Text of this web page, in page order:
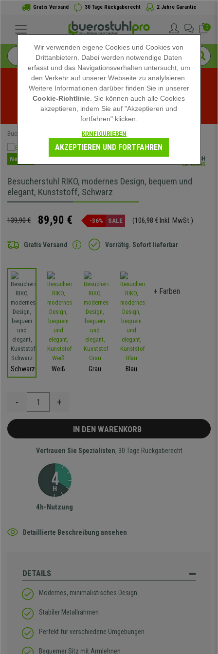
Gratis Versand 30 Tage Rückgaberecht 2 Jahre Garantie
0
Sommerschlussverkauf bei buerostuhlpro! Exklusive
Rabatte für kurze Zeit - Aktion ansehen -
Buerostuhlpro Besucherstühle
Neuheit
Besucherstuhl RIKO, modernes Design, bequem und
elegant, Kunststoff, Schwarz
139,90 € 89,90 € -36% SALE (106,98 € Inkl. MwSt.)
Gratis Versand Vorrätig. Sofort lieferbar
Schwarz Weiß Grau Blau
+ Farben
- +
IN DEN WARENKORB
Vertrauen Sie Spezialisten, 30 Tage Rückgaberecht
4h-Nutzung
Detaillierte Beschreibung ansehen
DETAILS
Modernes, minimalistisches Design
Stabiler Metallrahmen
Perfekt für verschiedene Umgebungen
Bequemer Sitz mit Armlehnen
Wir verwenden eigene Cookies und Cookies von
Drittanbietern. Dabei werden notwendige Daten
erfasst und das Navigationsverhalten untersucht, um
den Verkehr auf unserer Webseite zu analylsieren.
Weitere Informationen darüber finden Sie in unserer
Cookie-Richtlinie . Sie können auch alle Cookies
akzeptieren, indem Sie auf "Akzeptieren und
fortfahren" klicken.
KONFIGURIEREN
AKZEPTIEREN UND FORTFAHREN